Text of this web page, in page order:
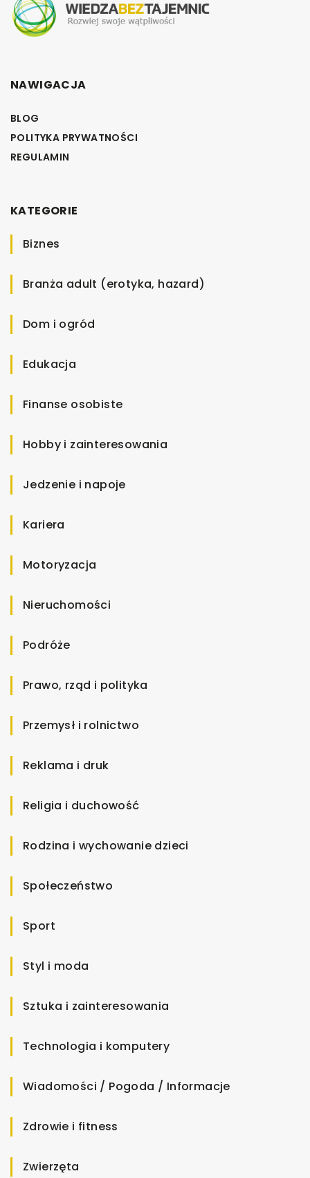
NAWIGACJA
BLOG
POLITYKA PRYWATNOŚCI
REGULAMIN
KATEGORIE
Biznes
Branża adult (erotyka, hazard)
Dom i ogród
Edukacja
Finanse osobiste
Hobby i zainteresowania
Jedzenie i napoje
Kariera
Motoryzacja
Nieruchomości
Podróże
Prawo, rząd i polityka
Przemysł i rolnictwo
Reklama i druk
Religia i duchowość
Rodzina i wychowanie dzieci
Społeczeństwo
Sport
Styl i moda
Sztuka i zainteresowania
Technologia i komputery
Wiadomości / Pogoda / Informacje
Zdrowie i fitness
Zwierzęta